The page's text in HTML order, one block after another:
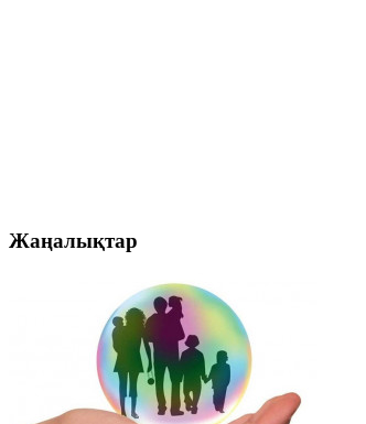
Жаңалықтар